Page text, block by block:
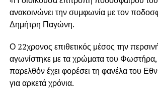
ανακοινώνει την συμφωνία με τον
Δημήτρη Παγώνη.
Ο 22χρονος επιθετικός μέσος την
αγωνίστηκε με τα χρώματα του
παρελθόν έχει φορέσει τη φανέλα του
για αρκετά χρόνια.